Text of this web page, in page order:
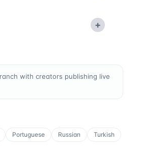
+
with creators publishing live
Portuguese Russian Turkish